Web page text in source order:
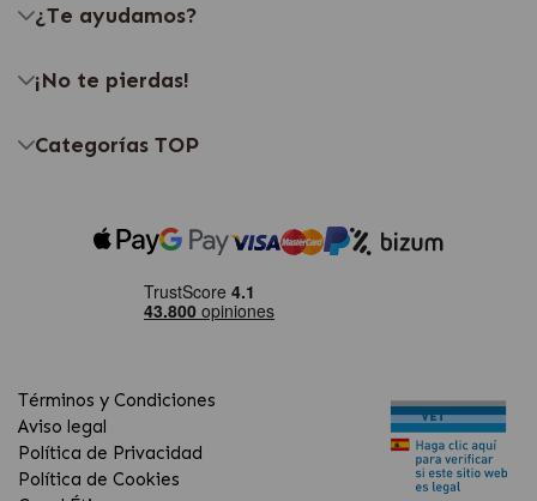
¿Te ayudamos?
¡No te pierdas!
Categorías TOP
Términos y Condiciones
Aviso legal
Política de Privacidad
Política de Cookies